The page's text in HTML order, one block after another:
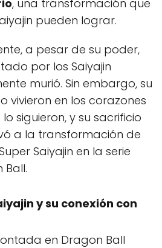
, una transformación que
pueden lograr.
a pesar de su poder,
por los Saiyajin
murió. Sin embargo, su
vivieron en los corazones
siguieron, y su sacrificio
a la transformación de
Saiyajin en la serie
Ball.
y su conexión con
en Dragon Ball